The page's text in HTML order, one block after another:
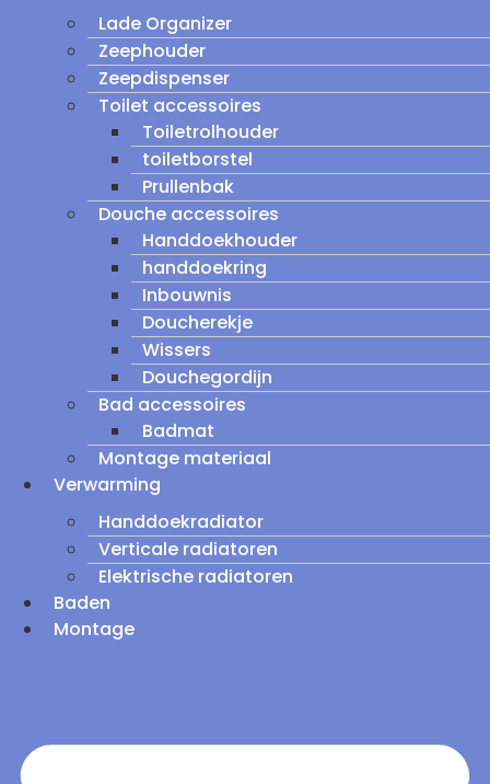
Lade Organizer
Zeephouder
Zeepdispenser
Toilet accessoires
Toiletrolhouder
toiletborstel
Prullenbak
Douche accessoires
Handdoekhouder
handdoekring
Inbouwnis
Doucherekje
Wissers
Douchegordijn
Bad accessoires
Badmat
Montage materiaal
Verwarming
Handdoekradiator
Verticale radiatoren
Elektrische radiatoren
Baden
Montage